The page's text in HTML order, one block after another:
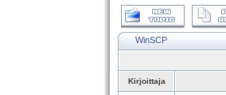
WinSCP
Kirjoittaja